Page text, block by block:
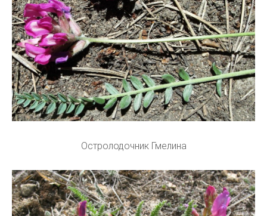
Остролодочник Гмелина